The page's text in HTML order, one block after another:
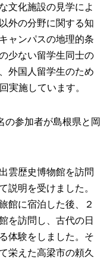
文化施設の見学によ
外の分野に関する知
ャンパスの地理的条
少ない留学生同士の
外国人留学生のため
実施しています。
の参加者が島根県と岡
雲歴史博物館を訪問
説明を受けました。
館に宿泊した後、２
を訪問し、古代の日
体験をしました。そ
栄えた高梁市の頼久